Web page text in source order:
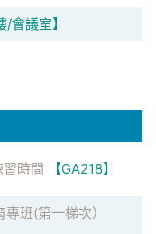
/會議室】
時間 【GA218】
班(第一梯次）